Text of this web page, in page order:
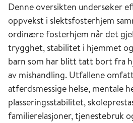
Denne oversikten undersøker
oppvekst i slektsfosterhjem
ordinære fosterhjem når det
trygghet, stabilitet i hjemmet
barn som har blitt tatt bort fra
av mishandling. Utfallene
atferdsmessige helse, mentale
plasseringsstabilitet,
familierelasjoner, tjenestebruk